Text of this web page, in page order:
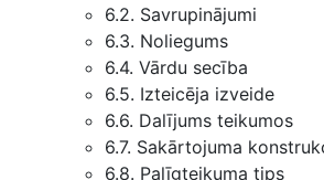
6.2. Savrupinājumi
6.3. Noliegums
6.4. Vārdu secība
6.5. Izteicēja izveide
6.6. Dalījums teikumos
6.7. Sakārtojuma
6.8. Palīgteikuma tips